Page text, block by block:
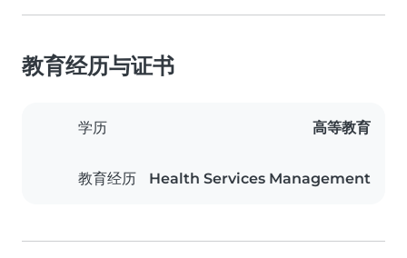
教育经历与证书
学历 高等教育
教育经历 Health Services Management